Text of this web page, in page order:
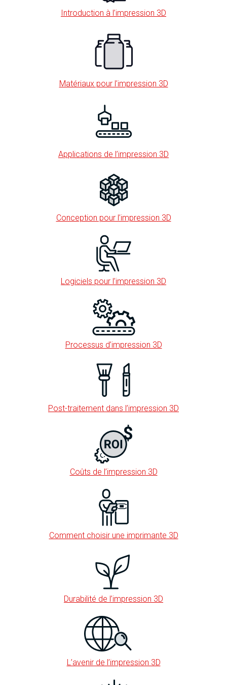
Introduction à l’impression 3D
Matériaux pour l’impression 3D
Applications de l’impression 3D
Conception pour l’impression 3D
Logiciels pour l’impression 3D
Processus d’impression 3D
Post-traitement dans l’impression 3D
Coûts de l’impression 3D
Comment choisir une imprimante 3D
Durabilité de l’impression 3D
L’avenir de l’impression 3D